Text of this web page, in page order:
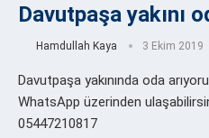
Davutpaşa yakını
Hamdullah Kaya 3 Ekim 2019
Davutpaşa yakınında oda
WhatsApp üzerinden
05447210817